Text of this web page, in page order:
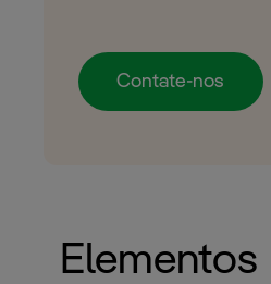
Contate-nos
Elementos